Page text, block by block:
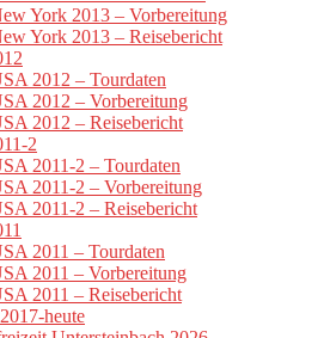
York 2013 – Vorbereitung
York 2013 – Reisebericht
2012 – Tourdaten
2012 – Vorbereitung
2012 – Reisebericht
2
2011-2 – Tourdaten
2011-2 – Vorbereitung
2011-2 – Reisebericht
2011 – Tourdaten
2011 – Vorbereitung
2011 – Reisebericht
heute